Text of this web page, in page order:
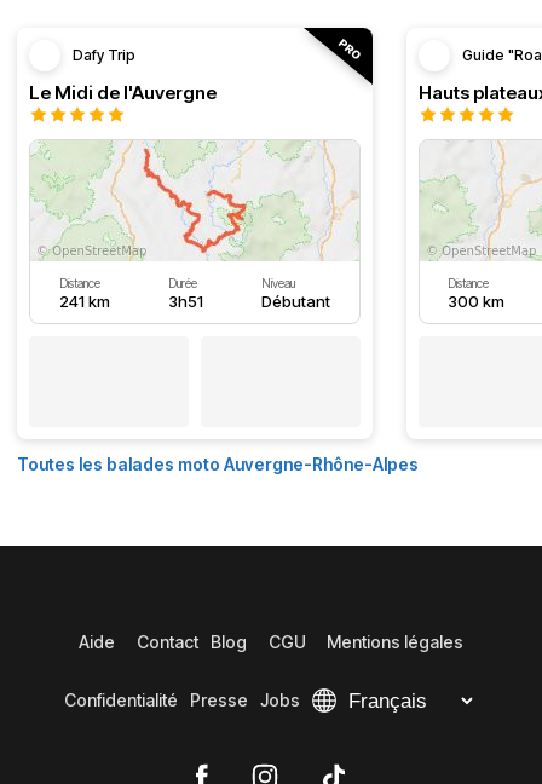
Dafy Trip
Le Midi de l'Auvergne
Distance
241 km
Durée
3h51
Niveau
Débutant
Guide
Hauts
Distance
300 km
Toutes les balades moto Auvergne-Rhône-Alpes
Aide Contact Blog CGU Mentions légales
Confidentialité Presse Jobs